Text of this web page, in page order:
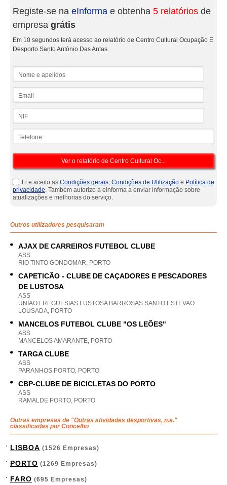
Registe-se na eInforma e obtenha 5 relatórios de
empresa grátis
Em 10 segundos terá acesso ao relatório de Centro Cultural Ocupação E
Desporto Santo António Das Antas
Li e aceito as Condições gerais, Condições de Utilização e Política de
privacidade. Também autorizo a eInforma a enviar informação sobre
atualizações e melhorias do serviço.
Outros utilizadores pesquisaram
AJAX DE CARREIROS FUTEBOL CLUBE
ASS
RIO TINTO GONDOMAR, PORTO
CAPETICÃO - CLUBE DE CAÇADORES E PESCADORES
DE LUSTOSA
ASS
UNIAO FREGUESIAS LUSTOSA BARROSAS SANTO ESTEVAO
LOUSADA, PORTO
MANCELOS FUTEBOL CLUBE "OS LEÕES"
ASS
MANCELOS AMARANTE, PORTO
TARGA CLUBE
ASS
PARANHOS PORTO, PORTO
CBP-CLUBE DE BICICLETAS DO PORTO
ASS
RAMALDE PORTO, PORTO
Outras empresas de "Outras atividades desportivas, n.e."
classificadas por Concelho
LISBOA (1526 Empresas)
PORTO (1269 Empresas)
FARO (695 Empresas)